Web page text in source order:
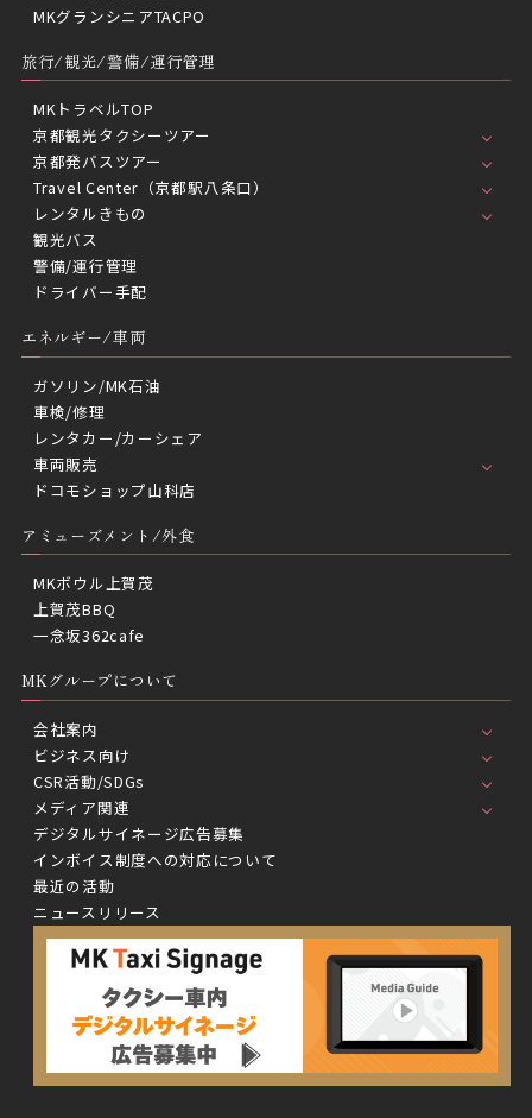
MKグランシニアTACPO
旅行/観光/警備/運行管理
MKトラベルTOP
京都観光タクシーツアー
京都発バスツアー
Travel Center（京都駅八条口）
レンタルきもの
観光バス
警備/運行管理
ドライバー手配
エネルギー/車両
ガソリン/MK石油
車検/修理
レンタカー/カーシェア
車両販売
ドコモショップ山科店
アミューズメント/外食
MKボウル上賀茂
上賀茂BBQ
一念坂362cafe
MKグループについて
会社案内
ビジネス向け
CSR活動/SDGs
メディア関連
デジタルサイネージ広告募集
インボイス制度への対応について
最近の活動
ニュースリリース